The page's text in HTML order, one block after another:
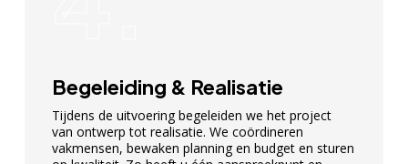
Begeleiding & Realisatie
Tijdens de uitvoering begeleiden we het project
van ontwerp tot realisatie. We coördineren
vakmensen, bewaken planning en budget en sturen